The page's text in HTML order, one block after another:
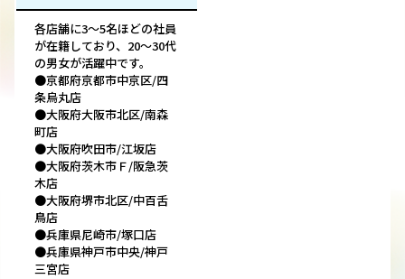
各店舗に3～5名ほどの社員
が在籍しており、20～30代
の男女が活躍中です。
●京都府京都市中京区/四
条烏丸店
●大阪府大阪市北区/南森
町店
●大阪府吹田市/江坂店
●大阪府茨木市Ｆ/阪急茨
木店
●大阪府堺市北区/中百舌
鳥店
●兵庫県尼崎市/塚口店
●兵庫県神戸市中央/神戸
三宮店